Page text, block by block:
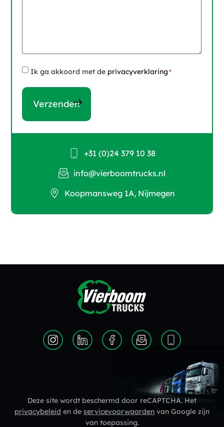
Instemming
Ik ga akkoord met de privacyverklaring*
+31 (0)24 379 10 38
info@vierboomtrucks.nl
Koopmansweg 1A, Nijmegen
Deze site wordt beschermd door reCAPTCHA. Het
privacybeleid en de servicevoorwaarden van Google zijn
van toepassing.